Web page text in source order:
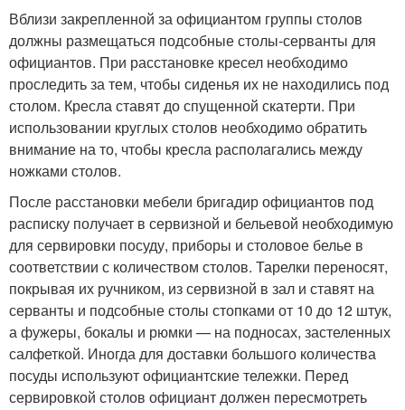
Вблизи закрепленной за официантом группы столов
должны размещаться подсобные столы-серванты для
официантов. При расстановке кресел необходимо
проследить за тем, чтобы сиденья их не находились под
столом. Кресла ставят до спущенной скатерти. При
использовании круглых столов необходимо обратить
внимание на то, чтобы кресла располагались между
ножками столов.
После расстановки мебели бригадир официантов под
расписку получает в сервизной и бельевой необходимую
для сервировки посуду, приборы и столовое белье в
соответствии с количеством столов. Тарелки переносят,
покрывая их ручником, из сервизной в зал и ставят на
серванты и подсобные столы стопками от 10 до 12 штук,
а фужеры, бокалы и рюмки — на подносах, застеленных
салфеткой. Иногда для доставки большого количества
посуды используют официантские тележки. Перед
сервировкой столов официант должен пересмотреть